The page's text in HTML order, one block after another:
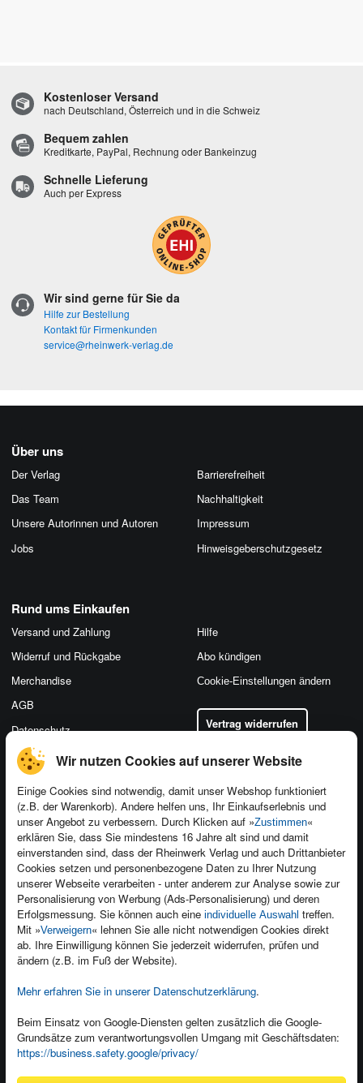
Wir nutzen Cookies auf unserer Website
Einige Cookies sind notwendig, damit unser Webshop funktioniert
(z.B. der Warenkorb). Andere helfen uns, Ihr Einkaufserlebnis und
unser Angebot zu verbessern. Durch Klicken auf »Zustimmen«
erklären Sie, dass Sie mindestens 16 Jahre alt sind und damit
einverstanden sind, dass der Rheinwerk Verlag und auch Drittanbieter
Cookies setzen und personenbezogene Daten zu Ihrer Nutzung
unserer Webseite verarbeiten - unter anderem zur Analyse sowie zur
Personalisierung von Werbung (Ads-Personalisierung) und deren
Erfolgsmessung. Sie können auch eine individuelle Auswahl treffen.
Mit »Verweigern« lehnen Sie alle nicht notwendigen Cookies direkt
ab. Ihre Einwilligung können Sie jederzeit widerrufen, prüfen und
ändern (z.B. im Fuß der Website).
Mehr erfahren Sie in unserer Datenschutzerklärung.
Beim Einsatz von Google-Diensten gelten zusätzlich die Google-
Grundsätze zum verantwortungsvollen Umgang mit Geschäftsdaten:
https://business.safety.google/privacy/
Kostenloser Versand
nach Deutschland, Österreich und in die Schweiz
Bequem zahlen
Kreditkarte, PayPal, Rechnung oder Bankeinzug
Schnelle Lieferung
Auch per Express
Wir sind gerne für Sie da
Hilfe zur Bestellung
Kontakt für Firmenkunden
service@rheinwerk-verlag.de
Über uns
Der Verlag
Das Team
Unsere Autorinnen und Autoren
Jobs
Barrierefreiheit
Nachhaltigkeit
Impressum
Hinweis­geber­schutz­gesetz
Kontakt
Newsletter
Für Unternehmen
Presseservice
Dozentenservice
Produktfeedback
Foreign Rights
Ein Buch schreiben
Rund ums Einkaufen
Versand und Zahlung
Widerruf und Rückgabe
Merchandise
AGB
Datenschutz
Hilfe
Abo kündigen
Cookie-Einstellungen ändern
Vertrag widerrufen
Kundenservice
Wir sind gerne für Sie da!
service@rheinwerk-verlag.de